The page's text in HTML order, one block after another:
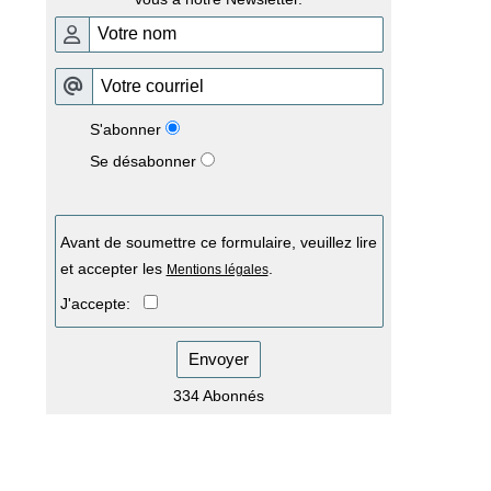
S'abonner
Se désabonner
Avant de soumettre ce formulaire, veuillez lire
et accepter les Mentions légales.
J'accepte:
Envoyer
334 Abonnés